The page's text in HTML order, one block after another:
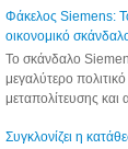
Φάκελος Siemens:
οικονομικό
Το σκάνδαλο
μεγαλύτερο
μεταπολίτευσης και
Συγκλονίζει η